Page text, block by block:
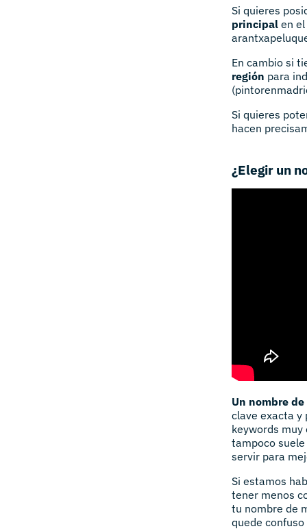
Si quieres
principal en
En cambio si
región para
Si quieres
hacen
¿Elegir un
Un nombre
clave exacta y
keywords muy
tampoco
servir para
Si estamos
tener menos
tu nombre de
quede